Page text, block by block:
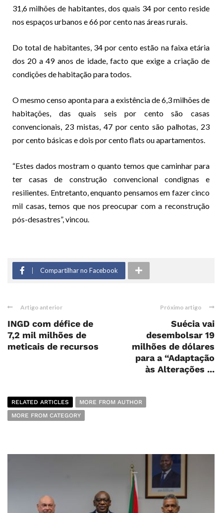
31,6 milhões de habitantes, dos quais 34 por cento reside
nos espaços urbanos e 66 por cento nas áreas rurais.
Do total de habitantes, 34 por cento estão na faixa etária
dos 20 a 49 anos de idade, facto que exige a criação de
condições de habitação para todos.
O mesmo censo aponta para a existência de 6,3 milhões de
habitações, das quais seis por cento são casas
convencionais, 23 mistas, 47 por cento são palhotas, 23
por cento básicas e dois por cento flats ou apartamentos.
“Estes dados mostram o quanto temos que caminhar para
ter casas de construção convencional condignas e
resilientes. Entretanto, enquanto pensamos em fazer cinco
mil casas, temos que nos preocupar com a reconstrução
pós-desastres”, vincou.
Compartilhar no Facebook
Artigo anterior
INGD com défice de
7,2 mil milhões de
meticais de recursos
Próximo artigo
Suécia vai
desembolsar 19
milhões de dólares
para a “Adaptação
às Alterações ...
RELATED ARTICLES
MORE FROM AUTHOR
MORE FROM CATEGORY